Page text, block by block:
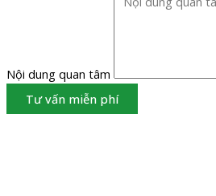
Nội dung quan tâm
Tư vấn miễn phí